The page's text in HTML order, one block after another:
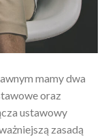
mamy dwa
oraz
ustawowy
zasadą